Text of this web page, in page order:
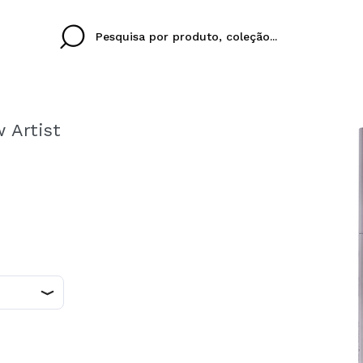
Ao criar uma conta
rapidamente, verificar
IDIOMA
Artist
colori